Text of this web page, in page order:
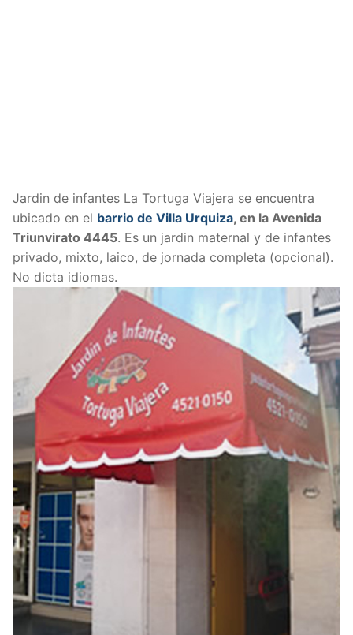
Jardin de infantes La Tortuga Viajera se encuentra
ubicado en el barrio de Villa Urquiza, en la Avenida
Triunvirato 4445. Es un jardin maternal y de infantes
privado, mixto, laico, de jornada completa (opcional).
No dicta idiomas.